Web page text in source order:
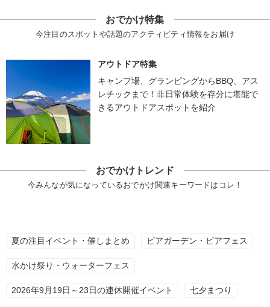
おでかけ特集
今注目のスポットや話題のアクティビティ情報をお届け
アウトドア特集
キャンプ場、グランピングからBBQ、アス
レチックまで！非日常体験を存分に堪能で
きるアウトドアスポットを紹介
おでかけトレンド
今みんなが気になっているおでかけ関連キーワードはコレ！
夏の注目イベント・催しまとめ ビアガーデン・ビアフェス
水かけ祭り・ウォーターフェス
2026年9月19日～23日の連休開催イベント 七夕まつり